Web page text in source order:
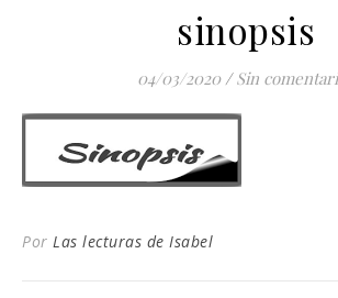
sinopsis
04/03/2020 / Sin
Por Las lecturas de Isabel